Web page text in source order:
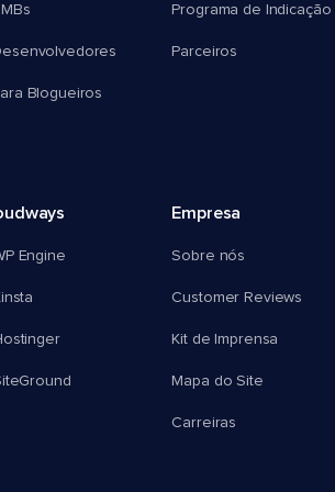
Blogueiros
Programa de Indicação
Parceiros
Engine
Empresa
Sobre nós
Customer Reviews
Kit de Imprensa
Mapa do Site
Carreiras